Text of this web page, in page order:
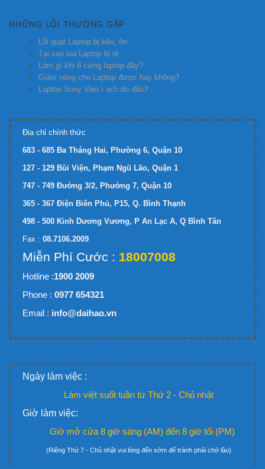
NHỮNG LỖI THƯỜNG GẶP
Lỗi quạt Laptop bị kêu, ồn
Tại sao loa Laptop bị rè
Làm gì khi ổ cứng laptop đầy?
Giảm nóng cho Laptop được hay không?
Laptop Sony Vaio ì ạch do đâu? .
Địa chỉ chính thức
683 - 685 Ba Tháng Hai, Phường 6, Quận 10
127 - 129 Bùi Viện, Phạm Ngũ Lão, Quận 1
747 - 749 Đường 3/2, Phường 7, Quận 10
365 - 367 Điện Biên Phủ, P15, Q. Bình Thạnh
498 - 500 Kinh Dương Vương, P An Lạc A, Q Bình Tân
Fax : 08.7106.2009
Miễn Phí Cước : 18007008
Hotline :1900 2009
Phone : 0977 654321
Email : info@daihao.vn
Ngày làm việc :
Làm việt suốt tuần từ Thứ 2 - Chủ nhật
Giờ làm việc:
Giờ mở cửa 8 giờ sáng (AM) đến 8 giờ tối (PM)
(Riêng Thứ 7 - Chủ nhật vui lòng đến sớm để tránh phải chờ lâu)